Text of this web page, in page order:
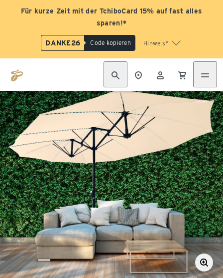
Für kurze Zeit mit der TchiboCard 15% auf fast alles
sparen!*
DANKE26 Code kopieren Hinweis*